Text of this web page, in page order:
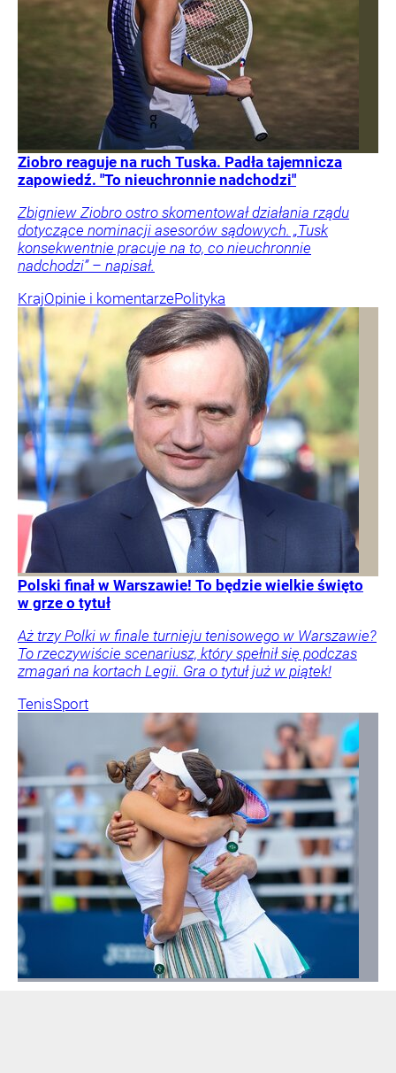
Ziobro reaguje na ruch Tuska. Padła tajemnicza
zapowiedź. "To nieuchronnie nadchodzi"
Zbigniew Ziobro ostro skomentował działania rządu
dotyczące nominacji asesorów sądowych. „Tusk
konsekwentnie pracuje na to, co nieuchronnie
nadchodzi” – napisał.
KrajOpinie i komentarzePolityka
Polski finał w Warszawie! To będzie wielkie święto
w grze o tytuł
Aż trzy Polki w finale turnieju tenisowego w Warszawie?
To rzeczywiście scenariusz, który spełnił się podczas
zmagań na kortach Legii. Gra o tytuł już w piątek!
TenisSport